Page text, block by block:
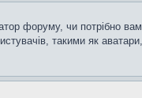
форуму, чи потрібно
такими як